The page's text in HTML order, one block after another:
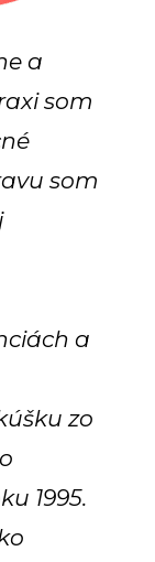
a
som
som
a
zo
1995.